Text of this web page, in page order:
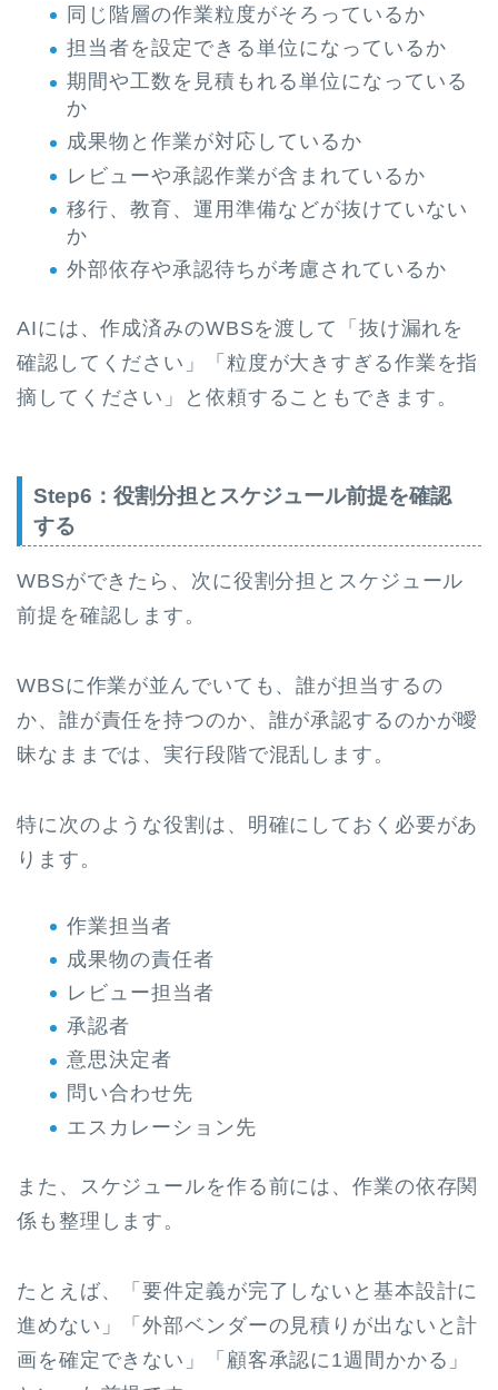
同じ階層の作業粒度がそろっているか
担当者を設定できる単位になっているか
期間や工数を見積もれる単位になっている
か
成果物と作業が対応しているか
レビューや承認作業が含まれているか
移行、教育、運用準備などが抜けていない
か
外部依存や承認待ちが考慮されているか
AIには、作成済みのWBSを渡して「抜け漏れを
確認してください」「粒度が大きすぎる作業を指
摘してください」と依頼することもできます。
Step6：役割分担とスケジュール前提を確認
する
WBSができたら、次に役割分担とスケジュール
前提を確認します。
WBSに作業が並んでいても、誰が担当するの
か、誰が責任を持つのか、誰が承認するのかが曖
昧なままでは、実行段階で混乱します。
特に次のような役割は、明確にしておく必要があ
ります。
作業担当者
成果物の責任者
レビュー担当者
承認者
意思決定者
問い合わせ先
エスカレーション先
また、スケジュールを作る前には、作業の依存関
係も整理します。
たとえば、「要件定義が完了しないと基本設計に
進めない」「外部ベンダーの見積りが出ないと計
画を確定できない」「顧客承認に1週間かかる」